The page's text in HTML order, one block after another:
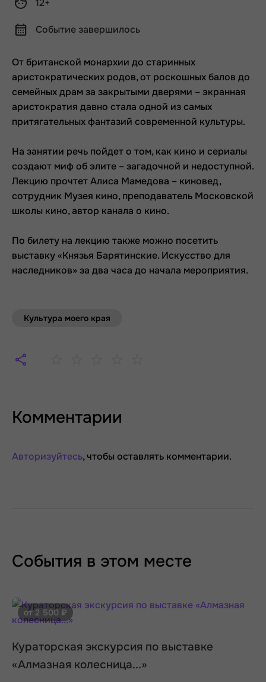
12+
Событие завершилось
От британской монархии до старинных
аристократических родов, от роскошных балов до
семейных драм за закрытыми дверями – экранная
аристократия давно стала одной из самых
притягательных фантазий современной культуры.
На занятии речь пойдет о том, как кино и сериалы
создают миф об элите – загадочной и недоступной.
Лекцию прочтет Алиса Мамедова – киновед,
сотрудник Музея кино, преподаватель Московской
школы кино, автор канала о кино.
По билету на лекцию также можно посетить
выставку «Князья Барятинские. Искусство для
наследников» за два часа до начала мероприятия.
Культура моего края
Комментарии
Авторизуйтесь, чтобы оставлять комментарии.
События в этом месте
от 2 500 ₽
Кураторская экскурсия по выставке
«Алмазная колесница...»